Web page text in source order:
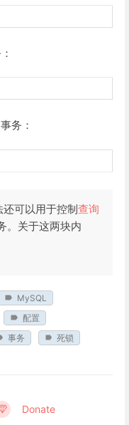
务：
可以用于控制查询
。关于这两块内
MySQL
配置
事务
死锁
Donate